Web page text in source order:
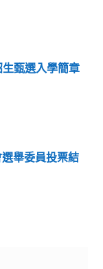
生甄選入學簡章
舉委員投票結